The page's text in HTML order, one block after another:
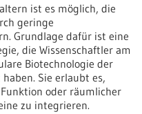
ist es möglich, die
geringe
Grundlage dafür ist eine
die Wissenschaftler am
Biotechnologie der
Sie erlaubt es,
oder räumlicher
zu integrieren.